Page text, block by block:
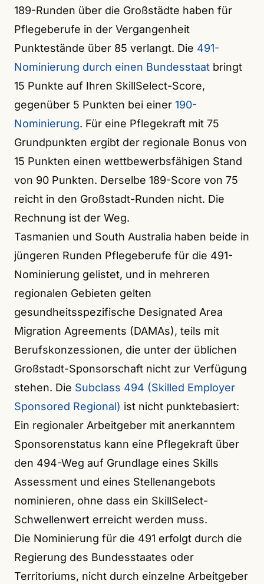
189-Runden über die Großstädte haben für
Pflegeberufe in der Vergangenheit
Punktestände über 85 verlangt. Die 491-
Nominierung durch einen Bundesstaat bringt
15 Punkte auf Ihren SkillSelect-Score,
gegenüber 5 Punkten bei einer 190-
Nominierung. Für eine Pflegekraft mit 75
Grundpunkten ergibt der regionale Bonus von
15 Punkten einen wettbewerbsfähigen Stand
von 90 Punkten. Derselbe 189-Score von 75
reicht in den Großstadt-Runden nicht. Die
Rechnung ist der Weg.
Tasmanien und South Australia haben beide in
jüngeren Runden Pflegeberufe für die 491-
Nominierung gelistet, und in mehreren
regionalen Gebieten gelten
gesundheitsspezifische Designated Area
Migration Agreements (DAMAs), teils mit
Berufskonzessionen, die unter der üblichen
Großstadt-Sponsorschaft nicht zur Verfügung
stehen. Die Subclass 494 (Skilled Employer
Sponsored Regional) ist nicht punktebasiert:
Ein regionaler Arbeitgeber mit anerkanntem
Sponsorenstatus kann eine Pflegekraft über
den 494-Weg auf Grundlage eines Skills
Assessment und eines Stellenangebots
nominieren, ohne dass ein SkillSelect-
Schwellenwert erreicht werden muss.
Die Nominierung für die 491 erfolgt durch die
Regierung des Bundesstaates oder
Territoriums, nicht durch einzelne Arbeitgeber